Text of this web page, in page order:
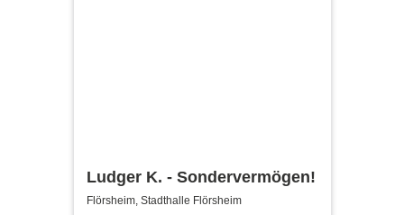
Ludger K. - Sondervermögen!
Flörsheim, Stadthalle Flörsheim